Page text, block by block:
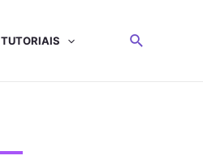
TUTORIAIS